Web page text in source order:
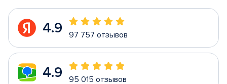
4.9 97 757 отзывов
4.9 95 015 отзывов